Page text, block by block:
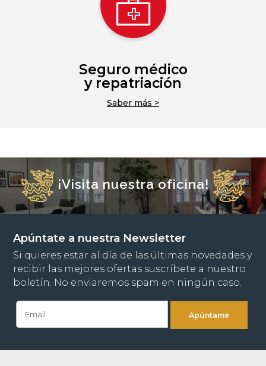
Seguro médico
y repatriación
Saber más >
¡Visita nuestra oficina!
Apúntate a nuestra Newsletter
Si quieres estar al día de las últimas novedades y
recibir las mejores ofertas suscríbete a nuestro
boletín. No enviaremos spam en ningún caso.